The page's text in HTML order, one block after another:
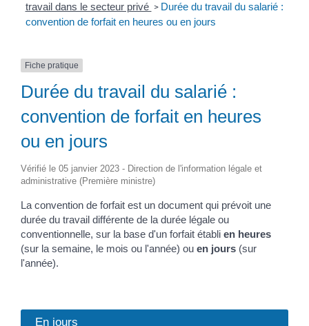
travail dans le secteur privé > Durée du travail du salarié :
convention de forfait en heures ou en jours
Fiche pratique
Durée du travail du salarié :
convention de forfait en heures
ou en jours
Vérifié le 05 janvier 2023 - Direction de l'information légale et
administrative (Première ministre)
La convention de forfait est un document qui prévoit une
durée du travail différente de la durée légale ou
conventionnelle, sur la base d'un forfait établi en heures
(sur la semaine, le mois ou l'année) ou en jours (sur
l'année).
En jours